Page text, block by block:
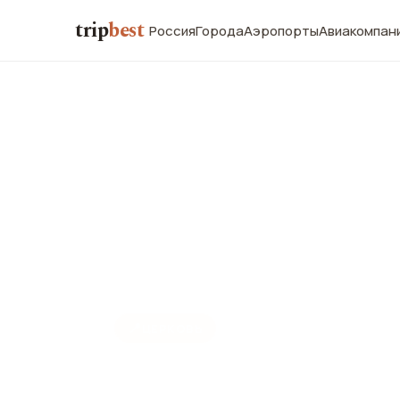
tripbest РоссияГородаАэропорты